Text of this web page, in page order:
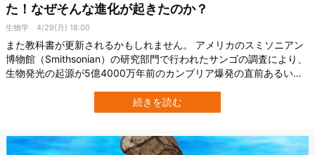
た！なぜそんな進化が起きたのか？
生物学 4/29(月) 18:00
また教科書が更新されるかもしれません。 アメリカのスミソニアン
博物館（Smithsonian）の研究部門で行われたサンゴの調査により、
生物発光の起源が5億4000万年前のカンブリア爆発の直前あるいは
発光だと考えられていたのは、2億6700万年前の海洋性甲殻類（カ
イミジンコなどが属する貝虫）だと考えられていましたが、今回の
続きを読む